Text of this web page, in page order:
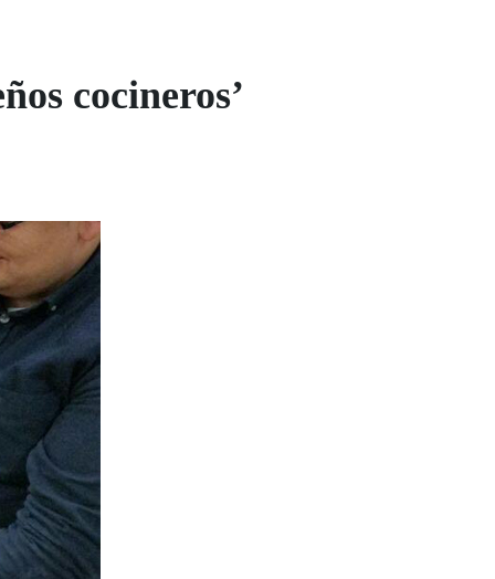
cocineros’